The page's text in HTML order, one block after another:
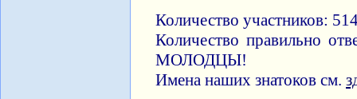
Количество участников:
Количество правильно
МОЛОДЦЫ!
Имена наших знатоков см.